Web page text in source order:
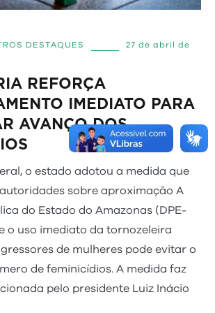
DESTAQUES
27 de abril de
REFORÇA
IMEDIATO PARA
AVANÇO DOS
o estado adotou a medida que
sobre aproximação A
do Estado do Amazonas (DPE-
o uso imediato da tornozeleira
de mulheres pode evitar o
de feminicídios. A medida faz
pelo presidente Luiz Inácio